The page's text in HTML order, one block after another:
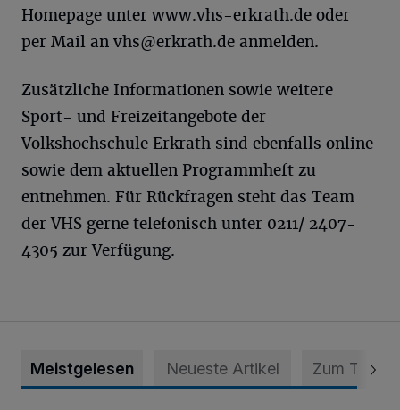
Homepage unter www.vhs-erkrath.de oder
per Mail an vhs@erkrath.de anmelden.
Zusätzliche Informationen sowie weitere
Sport- und Freizeitangebote der
Volkshochschule Erkrath sind ebenfalls online
sowie dem aktuellen Programmheft zu
entnehmen. Für Rückfragen steht das Team
der VHS gerne telefonisch unter 0211/ 2407-
4305 zur Verfügung.
Meistgelesen Neueste Artikel Zum Thema